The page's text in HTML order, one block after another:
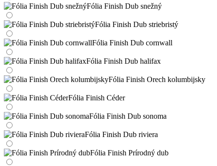
Fólia Finish Dub snežný
Fólia Finish Dub striebristý
Fólia Finish Dub cornwall
Fólia Finish Dub halifax
Fólia Finish Orech kolumbijsky
Fólia Finish Céder
Fólia Finish Dub sonoma
Fólia Finish Dub riviera
Fólia Finish Prírodný dub